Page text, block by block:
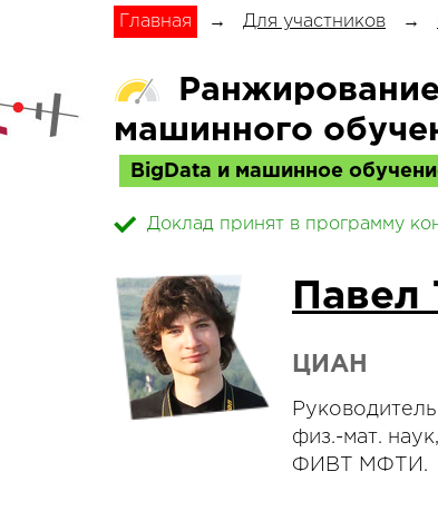
Главная → Для участников →
машинного
BigData и машинное
Доклад принят в программу
Павел
ЦИАН
физ.-мат.
ФИВТ МФТИ.